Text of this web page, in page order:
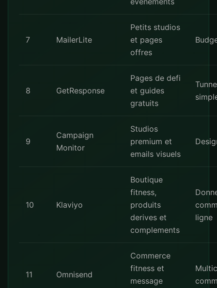
7 MailerLite
Petits studios
et pages
offres
8 GetResponse
Pages de defi
et guides
gratuits
9
Campaign
Monitor
Studios
premium et
emails visuels
10 Klaviyo
Boutique
fitness,
produits
derives et
complements
ligne
11 Omnisend
Commerce
fitness et
message